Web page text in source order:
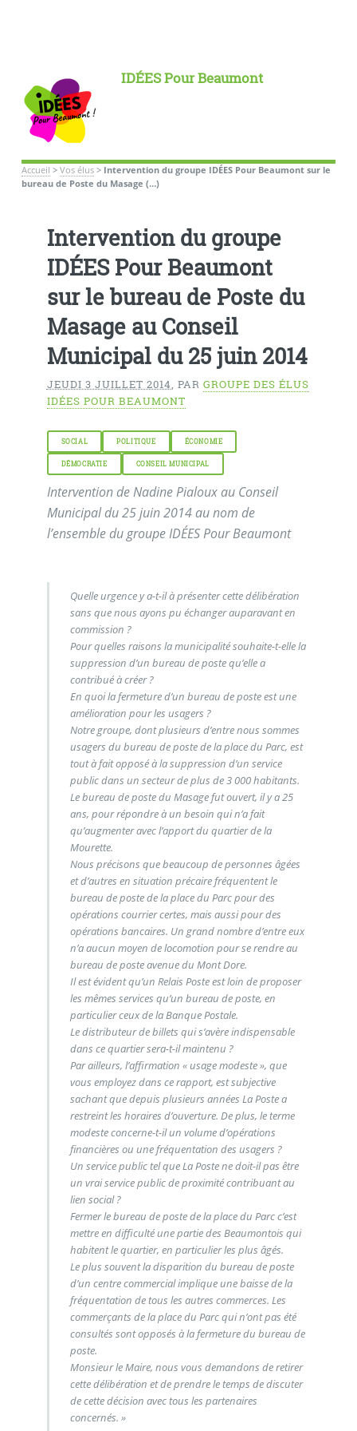
IDÉES Pour Beaumont
Accueil > Vos élus> Intervention du groupe IDÉES Pour Beaumont sur le
bureau de Poste du Masage (…)
Intervention du groupe
IDÉES Pour Beaumont
sur le bureau de Poste du
Masage au Conseil
Municipal du 25 juin 2014
JEUDI 3 JUILLET 2014, PAR GROUPE DES ÉLUS
IDÉES POUR BEAUMONT
SOCIAL POLITIQUE ÉCONOMIE
DÉMOCRATIE CONSEIL MUNICIPAL
Intervention de Nadine Pialoux au Conseil
Municipal du 25 juin 2014 au nom de
l’ensemble du groupe IDÉES Pour Beaumont
Quelle urgence y a-t-il à présenter cette délibération
sans que nous ayons pu échanger auparavant en
commission ?
Pour quelles raisons la municipalité souhaite-t-elle la
suppression d’un bureau de poste qu’elle a
contribué à créer ?
En quoi la fermeture d’un bureau de poste est une
amélioration pour les usagers ?
Notre groupe, dont plusieurs d’entre nous sommes
usagers du bureau de poste de la place du Parc, est
tout à fait opposé à la suppression d’un service
public dans un secteur de plus de 3 000 habitants.
Le bureau de poste du Masage fut ouvert, il y a 25
ans, pour répondre à un besoin qui n’a fait
qu’augmenter avec l’apport du quartier de la
Mourette.
Nous précisons que beaucoup de personnes âgées
et d’autres en situation précaire fréquentent le
bureau de poste de la place du Parc pour des
opérations courrier certes, mais aussi pour des
opérations bancaires. Un grand nombre d’entre eux
n’a aucun moyen de locomotion pour se rendre au
bureau de poste avenue du Mont Dore.
Il est évident qu’un Relais Poste est loin de proposer
les mêmes services qu’un bureau de poste, en
particulier ceux de la Banque Postale.
Le distributeur de billets qui s’avère indispensable
dans ce quartier sera-t-il maintenu ?
Par ailleurs, l’affirmation « usage modeste », que
vous employez dans ce rapport, est subjective
sachant que depuis plusieurs années La Poste a
restreint les horaires d’ouverture. De plus, le terme
modeste concerne-t-il un volume d’opérations
financières ou une fréquentation des usagers ?
Un service public tel que La Poste ne doit-il pas être
un vrai service public de proximité contribuant au
lien social ?
Fermer le bureau de poste de la place du Parc c’est
mettre en difficulté une partie des Beaumontois qui
habitent le quartier, en particulier les plus âgés.
Le plus souvent la disparition du bureau de poste
d’un centre commercial implique une baisse de la
fréquentation de tous les autres commerces. Les
commerçants de la place du Parc qui n’ont pas été
consultés sont opposés à la fermeture du bureau de
poste.
Monsieur le Maire, nous vous demandons de retirer
cette délibération et de prendre le temps de discuter
de cette décision avec tous les partenaires
concernés. »